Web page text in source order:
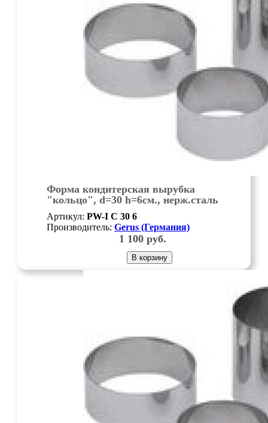
Форма кондитерская вырубка
"кольцо", d=30 h=6см., нерж.сталь
Артикул: PW-I C 30 6
Производитель: Gerus (Германия)
1 100руб.
В корзину